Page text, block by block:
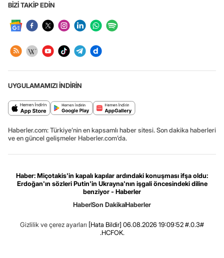
BİZİ TAKİP EDİN
UYGULAMAMIZI İNDİRİN
Haberler.com: Türkiye’nin en kapsamlı haber sitesi. Son dakika haberleri
ve en güncel gelişmeler Haberler.com’da.
Haber: Miçotakis'in kapalı kapılar ardındaki konuşması ifşa oldu:
Erdoğan'ın sözleri Putin'in Ukrayna'nın işgali öncesindeki diline
benziyor - Haberler
HaberSon DakikaHaberler
Gizlilik ve çerez ayarları [Hata Bildir] 06.08.2026 19:09:52 #.0.3#
.HCFOK.